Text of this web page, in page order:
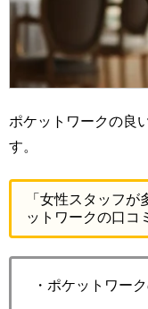
ポケットワークの良
す。
「女性スタッフ
ットワークの口コ
・ポケットワー